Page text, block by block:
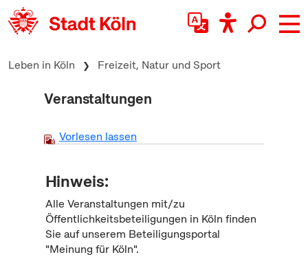
zum Inhalt springen
Leben in Köln Freizeit, Natur und Sport
Veranstaltungen
Vorlesen lassen
Hinweis:
Alle Veranstaltungen mit/zu
Öffentlichkeitsbeteiligungen in Köln finden
Sie auf unserem Beteiligungsportal
"Meinung für Köln".